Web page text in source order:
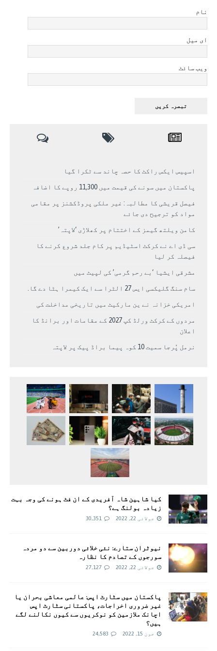
نام
ای میل
ویب سائٹ
اسپیس ایکس راکٹ کا حصہ چاند سے ٹکرا گیا
پاکستان میں سونے کی قیمت میں 11,300 روپے کا اضافہ
فیصل قریشی کا مطالبہ: غیر ملکی پروڈکشنز پر مقامی
مواد کو ترجیح دی جائے
کامن ویلتھ گیمز کے اختتام پر کھلاڑی ‘لاپتہ’
سی ڈی اے نے کرکٹ اسٹیڈیم پر کام جلد شروع کرنے کا
فیصلہ کر لیا
مشرقی ایشیا ‘بے رحم گرمی’ کی لپیٹ میں
سام سنگ گلیکسی ایس 27 الٹرا سے ایک کیمرا ہٹا دے گا.
امریکی خزانہ نے ین مارکیٹ میں تاریخی مداخلت کی
مردوں کے کرکٹ ورلڈ کپ 2027 کے مقامات اور برانڈ کا
اعلان
نرمل پُرجا سمیت 10 کوہ پیما براڈ پیک پر لاپتہ
کیا شاہین شاہ آفریدی کے ان فٹ ہونے کی وجہ بہت
زیادہ بولنگ ہے؟
جولائی 22, 2022 30,351
نیوٹران ستارے: نئی خلائی دوربین سے دو مردہ
سورجوں کے تصادم کا نظارہ
جولائی 22, 2022 27,127
پاکستان میں سٹارٹ اپس: عالمی معاشی بحران یا
غیر ضروری اخراجات، پاکستانی سٹارٹ اپس
اچانک ملازمین کو نوکریوں سے کیوں نکالنے لگے
ہیں؟
جون 15, 2022 24,583